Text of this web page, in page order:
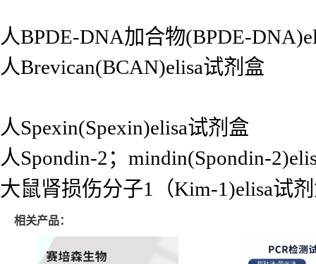
人BPDE-DNA加合物(BPDE-
人Brevican(BCAN)elisa试剂盒
人Spexin(Spexin)elisa试剂盒
人Spondin-2；mindin(Spondin-
大鼠肾损伤分子1（Kim-1)elisa试
相关产品：